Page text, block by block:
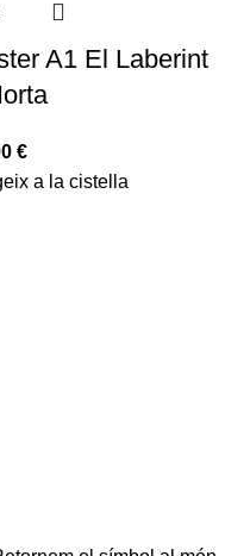
A1 El Laberint
€
a la cistella